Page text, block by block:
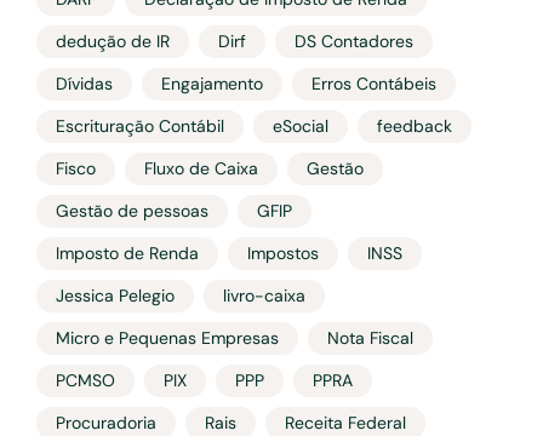
dedução de IR
Dirf
DS Contadores
Dívidas
Engajamento
Erros Contábeis
Escrituração Contábil
eSocial
feedback
Fisco
Fluxo de Caixa
Gestão
Gestão de pessoas
GFIP
Imposto de Renda
Impostos
INSS
Jessica Pelegio
livro-caixa
Micro e Pequenas Empresas
Nota Fiscal
PCMSO
PIX PPP
PPRA
Procuradoria
Rais
Receita Federal